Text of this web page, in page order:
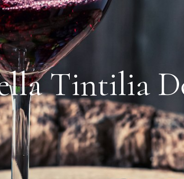
Tintilia